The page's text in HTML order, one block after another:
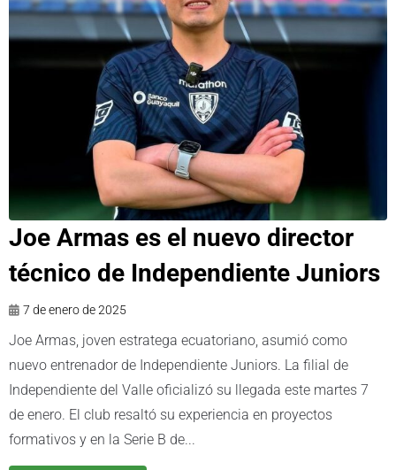
Joe Armas es el nuevo director
técnico de Independiente Juniors
7 de enero de 2025
Joe Armas, joven estratega ecuatoriano, asumió como
nuevo entrenador de Independiente Juniors. La filial de
Independiente del Valle oficializó su llegada este martes 7
de enero. El club resaltó su experiencia en proyectos
formativos y en la Serie B de...